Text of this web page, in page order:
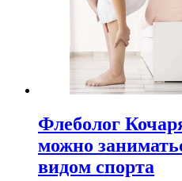
Флеболог
можно
видом спорта